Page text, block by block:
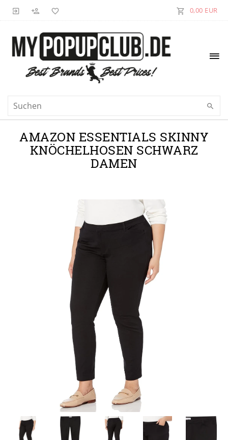
0,00 EUR
AMAZON ESSENTIALS SKINNY
KNÖCHELHOSEN SCHWARZ
DAMEN